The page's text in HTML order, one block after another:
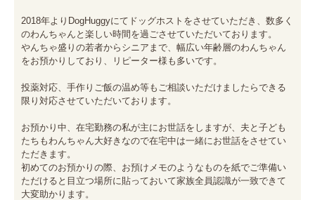
2018年よりDogHuggyにてドッグホストをさせていただき、数多く
のわんちゃんと楽しい時間を過ごさせていただいております。
やんちゃ盛りの若者からシニアまで、幅広い年齢層のわんちゃん
をお預かりしており、リピーター様も多いです。
投薬対応、手作りご飯の温め等もご相談いただけましたらできる
限り対応させていただいております。
お預かり中、在宅勤務の私が主にお世話をしますが、夫と子ども
たちもわんちゃん大好きなので在宅中は一緒にお世話をさせてい
ただきます。
初めてのお預かりの際、お預けメモのようなものを紙でご準備い
ただけると目立つ場所に貼っておいて家族全員認識が一致できて
大変助かります。